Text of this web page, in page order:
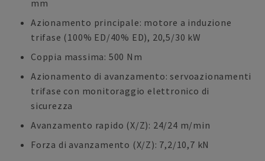
mm
Azionamento principale: motore a induzione
trifase (100% ED/40% ED), 20,5/30 kW
Coppia massima: 500 Nm
Azionamento di avanzamento: servoazionamenti
trifase con monitoraggio elettronico di
sicurezza
Avanzamento rapido (X/Z): 24/24 m/min
Forza di avanzamento (X/Z): 7,2/10,7 kN